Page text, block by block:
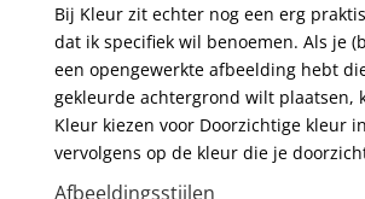
Bij Kleur zit echter nog een erg
dat ik specifiek wil benoemen. Als je
een opengewerkte afbeelding hebt
gekleurde achtergrond wilt plaatsen,
Kleur kiezen voor Doorzichtige kleur
vervolgens op de kleur die je
Afbeeldingsstijlen